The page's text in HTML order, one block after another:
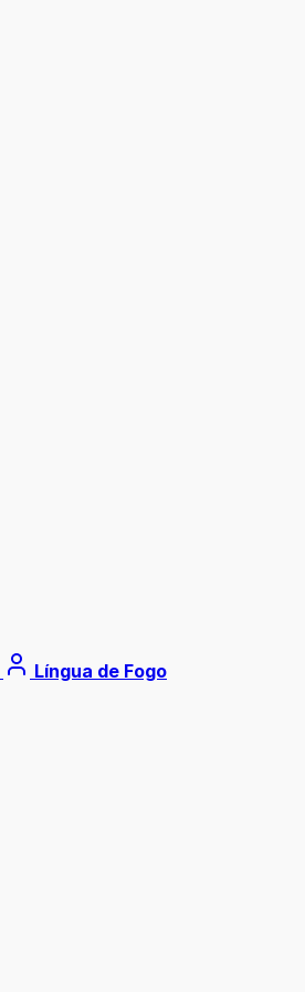
Língua de Fogo